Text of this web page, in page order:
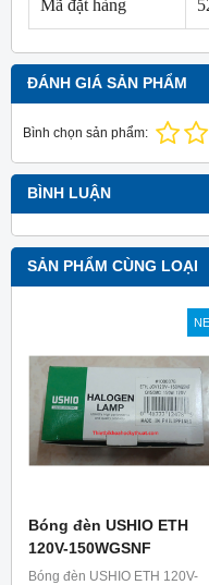
Mã đặt hàng
ĐÁNH GIÁ SẢN PHẨM
Bình chọn sản phẩm:
BÌNH LUẬN
SẢN PHẨM CÙNG LOẠI
Bóng đèn USHIO ETH
120V-150WGSNF
Bóng đèn USHIO ETH 120V-